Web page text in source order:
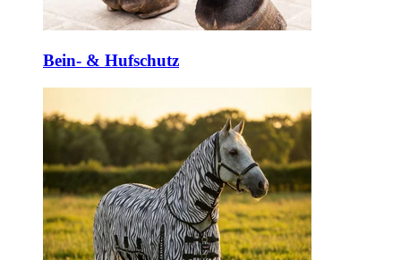
Bein- & Hufschutz